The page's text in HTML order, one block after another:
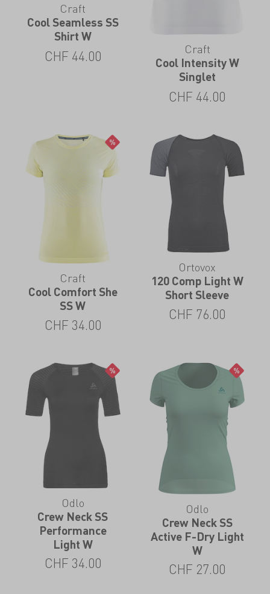
Craft
Cool Seamless SS
Shirt W
CHF 44.00 Craft
Cool Intensity W
Singlet
CHF 44.00
Craft
Cool Comfort She
SS W
CHF 34.00
Ortovox
120 Comp Light W
Short Sleeve
CHF 76.00
Odlo
Crew Neck SS
Performance
Light W
CHF 34.00
Odlo
Crew Neck SS
Active F-Dry Light
W
CHF 27.00